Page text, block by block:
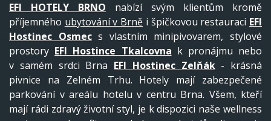
EFI HOTELY BRNO nabízí svým klientům kromě
příjemného ubytování v Brně i špičkovou restauraci EFI
Hostinec Osmecs vlastním minipivovarem, stylové
prostory EFI Hostince Tkalcovna k pronájmu nebo
v samém srdci Brna EFI Hostinec Zelňák- krásná
pivnice na Zelném Trhu. Hotely mají zabezpečené
parkování v areálu hotelu v centru Brna. Všem, kteří
mají rádi zdravý životní styl, je k dispozici naše wellness